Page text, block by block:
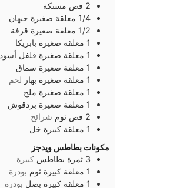
2 فص مستكة
1/4 معلقة صغيرة حبهان
1/2 معلقة صغيرة قرفة
1 معلقة صغيرة بابريكا
1 معلقة صغيرة فلفل أسود
1 معلقة صغيرة سماق
1 معلقة صغيرة بهار لحم
1 معلقة صغيرة ملح
1 معلقة صغيرة بردقوش
2 فص ثوم شرائح
1 معلقة كبيرة خل
مكونات بطاطس ويدجز
3 ثمرة بطاطس كبيرة
1 معلقة كبيرة ثوم بودرة
1 معلقة كبيرة بصل بودرة